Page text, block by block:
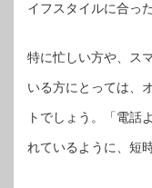
イフスタイルに合っ
特に忙しい方や、ス
いる方にとっては、
トでしょう。「電話
れているように、短